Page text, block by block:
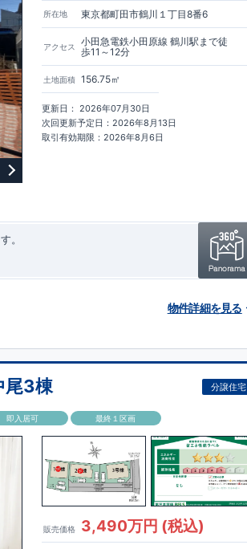
軽減、維持管理への配慮、温熱環
気環境で、最高等級取得！ ■耐震等級
最高等級
を取得。建築基準法に定め
壊しない｣という基準から、さらに
損傷の受けにくさを評価されていま
に1 度）のさらに 1.2倍の暴風に対して
。
スまで、すべてのプロセスに携わって
適に暮らすことができる住宅の品質を長
が重要です。 最大 60年間の保証制度
が発生した際は対応いたします。
所在地 東京都町田市鶴川１丁目8番6
アクセス
小田急電鉄小田原線 鶴川駅まで徒
歩11～12分
土地面積 156.75㎡
更新日： 2026年07月30日
次回更新予定日：2026年8月13日
取引有効期限：2026年8月6日
。
物件詳細を見る
尾3棟 分譲住宅
即入居可 最終１区画
販売価格 3,490万円 (税込)